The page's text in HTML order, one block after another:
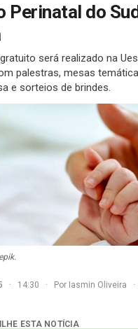
Perinatal do
será realizado na
palestras, mesas
e sorteios de brindes.
· 14:30 · Por Iasmin Oliveira ·
ESTA NOTÍCIA